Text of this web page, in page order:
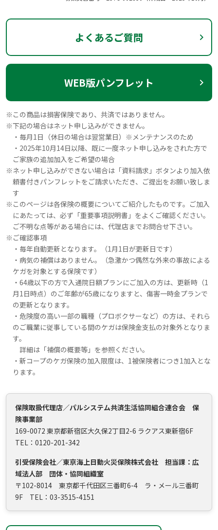
よくあるご質問
WEB版パンフレット
※ この商品は損害保険であり、共済ではありません。
※下記の場合はネット申し込みができません。
・毎月1日（休日の場合は翌営業日）※メンテナンスのため
・2025年10月14日以降、既に一度ネット申し込みをされた方で
ご家族の追加加入をご希望の場合
※ネット申し込みができない場合は「資料請求」ボタンより加入依
頼書付きパンフレットをご請求いただき、ご提出をお願い致しま
す
※ このページは各保険の概要についてご紹介したものです。ご加入
にあたっては、必ず「重要事項説明書」をよくご確認ください。
ご不明な点等がある場合には、代理店までお問合せ下さい。
※ ご確認事項
・毎年自動更新となります。（1月1日が更新日です）
・病気の補償はありません。（急激かつ偶然な外来の事故による
ケガを対象とする保険です）
・64歳以下の方で入通院日額プランにご加入の方は、更新時（1
月1日時点）のご年齢が65歳になりますと、傷害一時金プランで
の更新となります。
・危険度の高い一部の職種（プロボクサーなど）の方は、それら
のご職業に従事している間のケガは保険金支払の対象外となりま
す。
詳細は「補償の概要等」を参照ください。
・新コープのケガ保険の加入限度は、1被保険者につき1加入とな
ります。
保険取扱代理店／パルシステム共済生活協同組合連合会 保
険事業部
169-0072 東京都新宿区大久保2丁目2-6 ラクアス東新宿6F
TEL：0120-201-342
引受保険会社／東京海上日動火災保険株式会社 担当課：広
域法人部 団体・協同組織室
〒102-8014 東京都千代田区三番町6-4 ラ・メール三番町
9F TEL：03-3515-4151